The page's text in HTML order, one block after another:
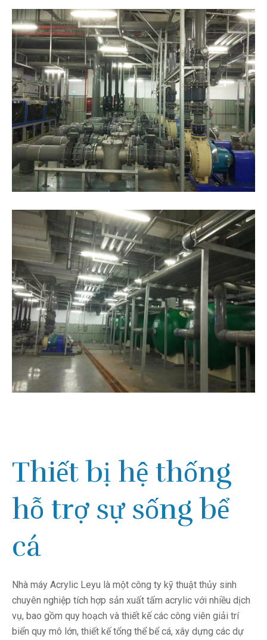
Thiết bị hệ thống
hỗ trợ sự sống bể
cá
Nhà máy Acrylic Leyu là một công ty kỹ thuật thủy sinh
chuyên nghiệp tích hợp sản xuất tấm acrylic với nhiều dịch
vụ, bao gồm quy hoạch và thiết kế các công viên giải trí
biển quy mô lớn, thiết kế tổng thể bể cá, xây dựng các dự